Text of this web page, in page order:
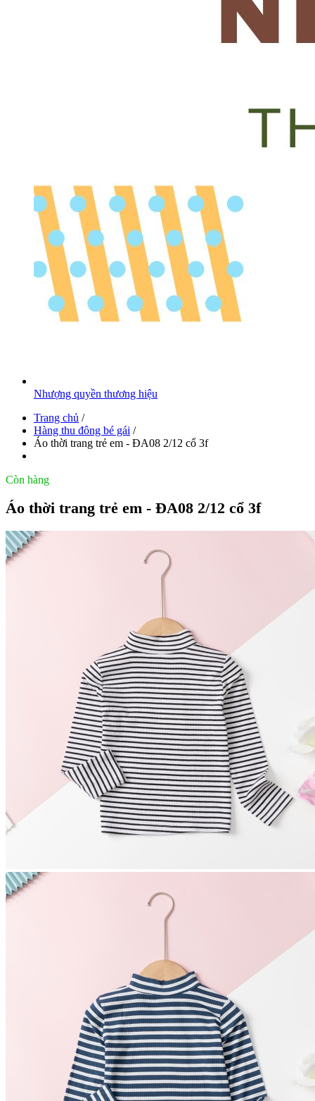
Nhượng quyền thương hiệu
Trang chủ /
Hàng thu đông bé gái /
Áo thời trang trẻ em - ĐA08 2/12 cổ 3f
Còn hàng
Áo thời trang trẻ em - ĐA08 2/12 cổ 3f